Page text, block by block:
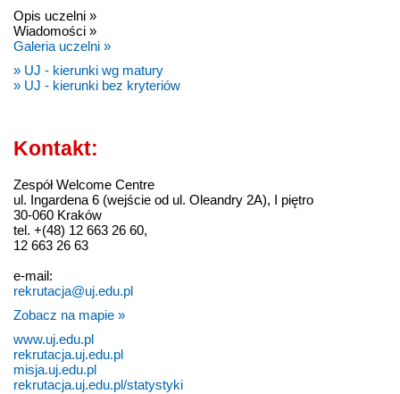
Opis uczelni »
Wiadomości »
Galeria uczelni »
» UJ - kierunki wg matury
» UJ - kierunki bez kryteriów
Kontakt:
Zespół Welcome Centre
ul. Ingardena 6 (wejście od ul. Oleandry 2A), I piętro
30-060 Kraków
tel. +(48) 12 663 26 60,
12 663 26 63
e-mail:
rekrutacja@uj.edu.pl
Zobacz na mapie »
www.uj.edu.pl
rekrutacja.uj.edu.pl
misja.uj.edu.pl
rekrutacja.uj.edu.pl/statystyki